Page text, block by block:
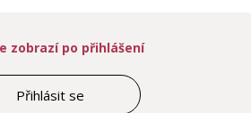
zobrazí po přihlášení
Přihlásit se